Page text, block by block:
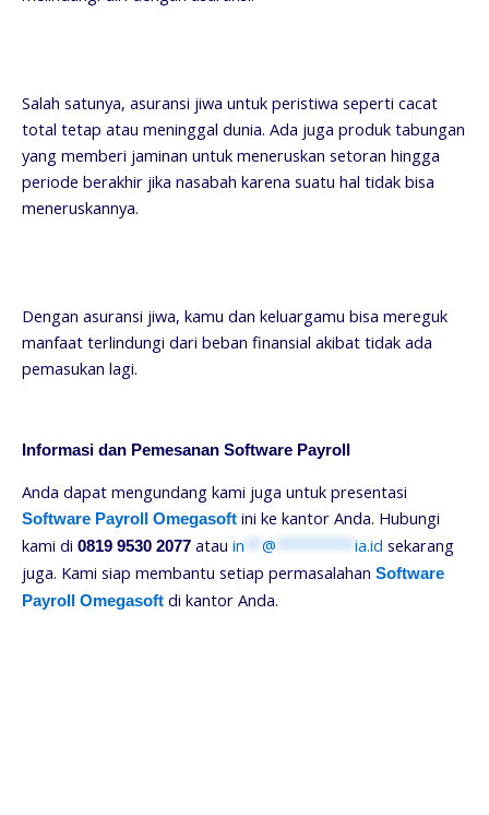
Salah satunya, asuransi jiwa untuk peristiwa seperti cacat
total tetap atau meninggal dunia. Ada juga produk tabungan
yang memberi jaminan untuk meneruskan setoran hingga
periode berakhir jika nasabah karena suatu hal tidak bisa
meneruskannya.
Dengan asuransi jiwa, kamu dan keluargamu bisa mereguk
manfaat terlindungi dari beban finansial akibat tidak ada
pemasukan lagi.
Informasi dan Pemesanan Software Payroll
Anda dapat mengundang kami juga untuk presentasi
Software Payroll Omegasoft ini ke kantor Anda. Hubungi
kami di 0819 9530 2077 atau in ** @ ********* ia.id sekarang
juga. Kami siap membantu setiap permasalahan Software
Payroll Omegasoft di kantor Anda.